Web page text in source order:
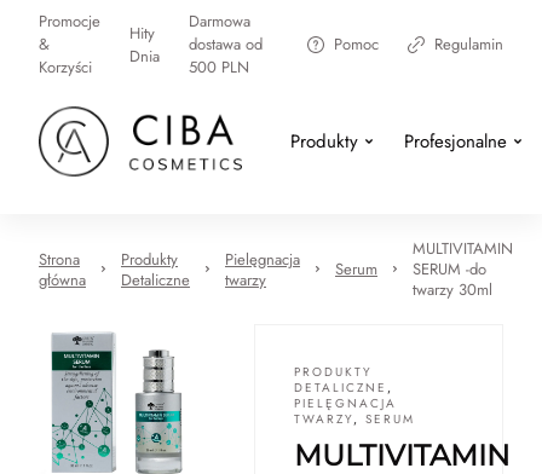
Promocje
&
Korzyści
Hity
Dnia
Darmowa
dostawa od
500 PLN
Pomoc Regulamin
Produkty Profesjonalne
Strona
główna
Produkty
Detaliczne
Pielęgnacja
twarzy
Serum
MULTIVITAMIN
SERUM -do
twarzy 30ml
PRODUKTY
DETALICZNE ,
PIELĘGNACJA
TWARZY, SERUM
MULTIVITAMIN